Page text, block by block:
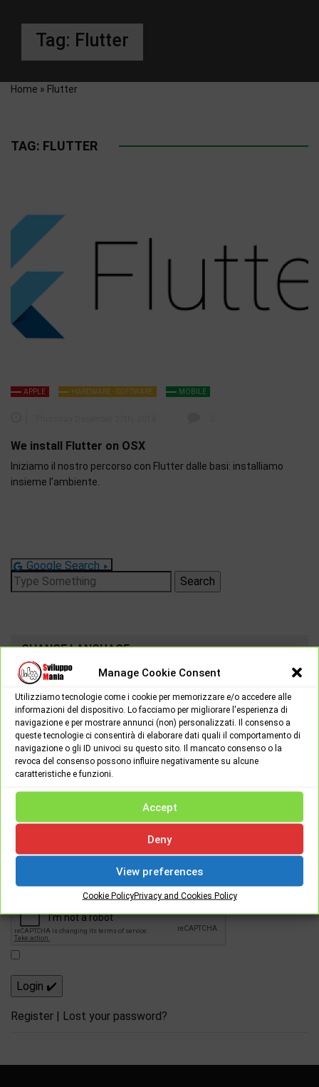
Manage Cookie Consent
Utilizziamo tecnologie come i cookie per memorizzare e/o accedere alle
informazioni del dispositivo. Lo facciamo per migliorare l'esperienza di
navigazione e per mostrare annunci (non) personalizzati. Il consenso a
queste tecnologie ci consentirà di elaborare dati quali il comportamento di
navigazione o gli ID univoci su questo sito. Il mancato consenso o la
revoca del consenso possono influire negativamente su alcune
caratteristiche e funzioni.
Accept
Deny
View preferences
Cookie PolicyPrivacy and Cookies Policy
Tag: Flutter
Home » Flutter
TAG: FLUTTER
APPLE HARDWARE - SOFTWARE MOBILE
We install Flutter on OSX
Iniziamo il nostro percorso con Flutter dalle basi: installiamo
insieme l’ambiente.
Google Search
Search
for:
CHANGE LANGUAGE:
Password
[apsl-login-lite login]
Register Lost your password?